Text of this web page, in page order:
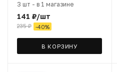
3 шт - в 1 магазине
141 ₽/шт
235₽ -40%
В КОРЗИНУ